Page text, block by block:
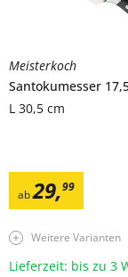
Meisterkoch
Santokumesser
L 30,5 cm
ab29,99
Weitere Varianten
Lieferzeit: bis zu 3